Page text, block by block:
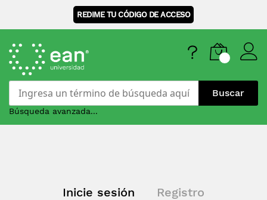
REDIME TU CÓDIGO DE ACCESO
Buscar
Búsqueda avanzada...
Inicie sesión Registro